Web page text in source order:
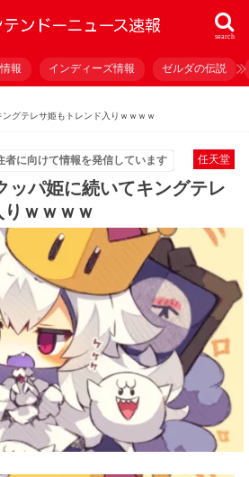
search
報 インディーズ情報 ゼルダの伝説
ングテレサ姫もトレンド入りｗｗｗｗ
任天堂
者に向けて情報を発信しています
ッパ姫に続いてキングテレ
ｗｗｗｗ